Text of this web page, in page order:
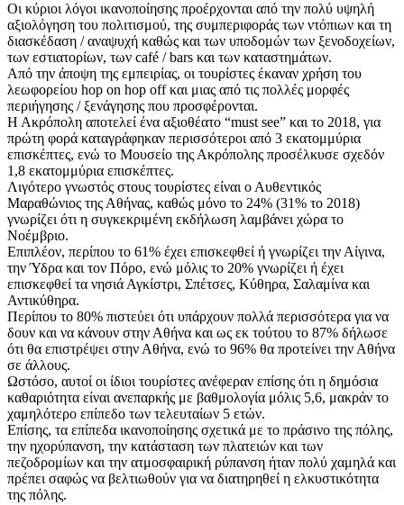
Οι κύριοι λόγοι ικανοποίησης προέρχονται από την πολύ υψηλή
αξιολόγηση του πολιτισμού, της συμπεριφοράς των ντόπιων και τη
διασκέδαση / αναψυχή καθώς και των υποδομών των ξενοδοχείων,
των εστιατορίων, των café / bars και των καταστημάτων.
Από την άποψη της εμπειρίας, οι τουρίστες έκαναν χρήση του
λεωφορείου hop on hop off και μιας από τις πολλές μορφές
περιήγησης / ξενάγησης που προσφέρονται.
Η Ακρόπολη αποτελεί ένα αξιοθέατο “must see” και το 2018, για
πρώτη φορά καταγράφηκαν περισσότεροι από 3 εκατομμύρια
επισκέπτες, ενώ το Μουσείο της Ακρόπολης προσέλκυσε σχεδόν
1,8 εκατομμύρια επισκέπτες.
Λιγότερο γνωστός στους τουρίστες είναι ο Αυθεντικός
Μαραθώνιος της Αθήνας, καθώς μόνο το 24% (31% το 2018)
γνωρίζει ότι η συγκεκριμένη εκδήλωση λαμβάνει χώρα το
Νοέμβριο.
Επιπλέον, περίπου το 61% έχει επισκεφθεί ή γνωρίζει την Αίγινα,
την Ύδρα και τον Πόρο, ενώ μόλις το 20% γνωρίζει ή έχει
επισκεφθεί τα νησιά Αγκίστρι, Σπέτσες, Κύθηρα, Σαλαμίνα και
Αντικύθηρα.
Περίπου το 80% πιστεύει ότι υπάρχουν πολλά περισσότερα για να
δουν και να κάνουν στην Αθήνα και ως εκ τούτου το 87% δήλωσε
ότι θα επιστρέψει στην Αθήνα, ενώ το 96% θα προτείνει την Αθήνα
σε άλλους.
Ωστόσο, αυτοί οι ίδιοι τουρίστες ανέφεραν επίσης ότι η δημόσια
καθαριότητα είναι ανεπαρκής με βαθμολογία μόλις 5,6, μακράν το
χαμηλότερο επίπεδο των τελευταίων 5 ετών.
Επίσης, τα επίπεδα ικανοποίησης σχετικά με το πράσινο της πόλης,
την ηχορύπανση, την κατάσταση των πλατειών και των
πεζοδρομίων και την ατμοσφαιρική ρύπανση ήταν πολύ χαμηλά και
πρέπει σαφώς να βελτιωθούν για να διατηρηθεί η ελκυστικότητα
της πόλης.